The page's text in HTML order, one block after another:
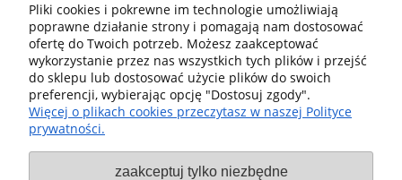
576259
2 959,00 zł
do koszyka
Pliki cookies i pokrewne im technologie umożliwiają
poprawne działanie strony i pomagają nam dostosować
ofertę do Twoich potrzeb. Możesz zaakceptować
wykorzystanie przez nas wszystkich tych plików i przejść
do sklepu lub dostosować użycie plików do swoich
preferencji, wybierając opcję "Dostosuj zgody".
Więcej o plikach cookies przeczytasz w naszej Polityce
prywatności.
zaakceptuj tylko niezbędne